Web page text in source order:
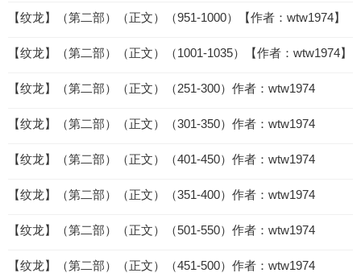
【纹龙】（第二部）（正文）（951-1000）【作者：wtw1974】
【纹龙】（第二部）（正文）（1001-1035）【作者：wtw1974】
【纹龙】（第二部）（正文）（251-300）作者：wtw1974
【纹龙】（第二部）（正文）（301-350）作者：wtw1974
【纹龙】（第二部）（正文）（401-450）作者：wtw1974
【纹龙】（第二部）（正文）（351-400）作者：wtw1974
【纹龙】（第二部）（正文）（501-550）作者：wtw1974
【纹龙】（第二部）（正文）（451-500）作者：wtw1974